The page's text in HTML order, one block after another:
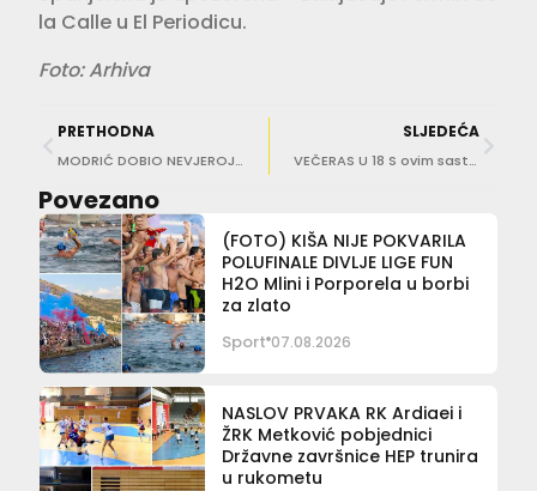
la Calle u El Periodicu.
Foto: Arhiva
PRETHODNA
MODRIĆ DOBIO NEVJEROJATAN POKLON OD NOVINARA ‘Ovo je posebno. Stvarno si me dirnuo’
SLJEDEĆA
VEČERAS U 18 S ovim sastavom Dalić napada Španjolsku
Povezano
(FOTO) KIŠA NIJE POKVARILA
POLUFINALE DIVLJE LIGE FUN
H2O Mlini i Porporela u borbi
za zlato
Sport 07.08.2026
NASLOV PRVAKA RK Ardiaei i
ŽRK Metković pobjednici
Državne završnice HEP trunira
u rukometu